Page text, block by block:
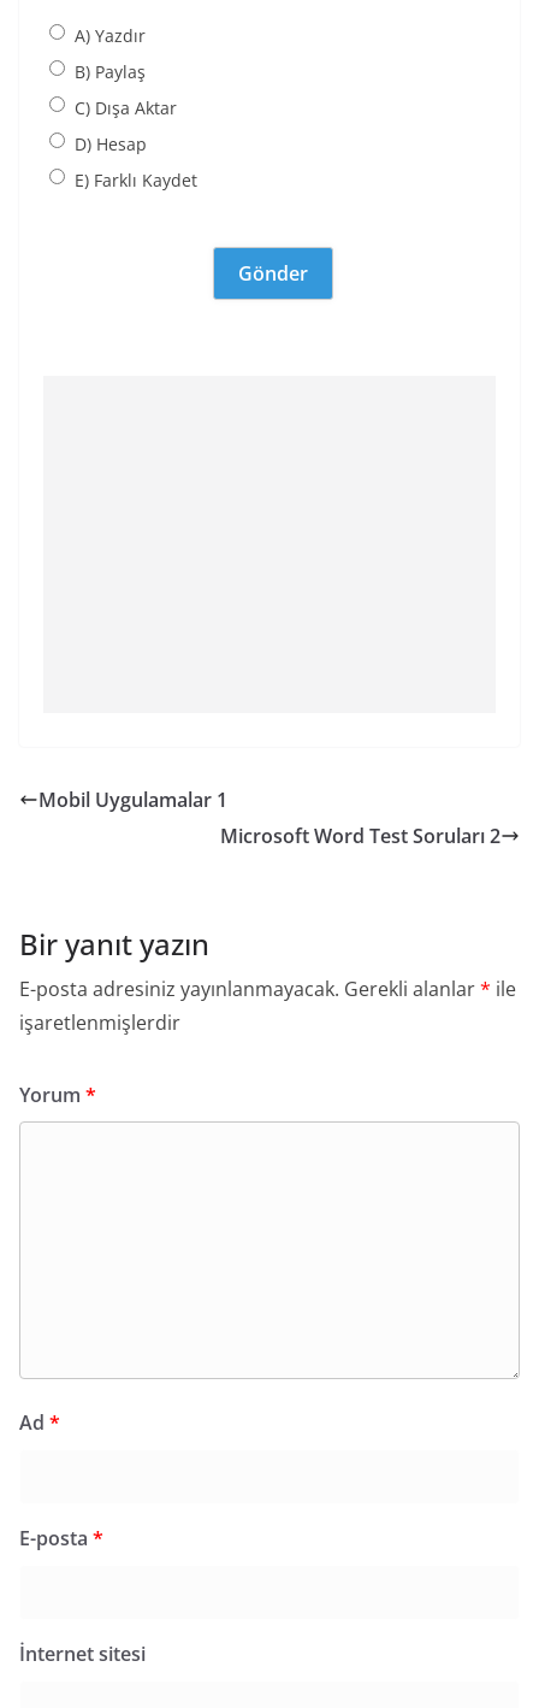
A) Yazdır
B) Paylaş
C) Dışa Aktar
D) Hesap
E) Farklı Kaydet
Mobil Uygulamalar 1
Microsoft Word Test Soruları 2
Bir yanıt yazın
E-posta adresiniz yayınlanmayacak. Gerekli alanlar* ile
işaretlenmişlerdir
Yorum *
Ad *
E-posta *
İnternet sitesi